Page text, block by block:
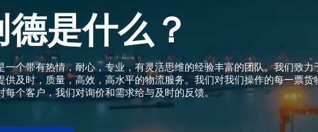
德是什么？
一个带有热情，耐心，专业，有灵活思维的经验丰富的团队。我们致力
供及时，质量，高效，高水平的物流服务。我们对我们操作的每一票货
每个客户，我们对询价和需求给与及时的反馈。